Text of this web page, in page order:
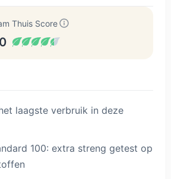
Thuis Score
laagste verbruik in deze
100: extra streng getest op